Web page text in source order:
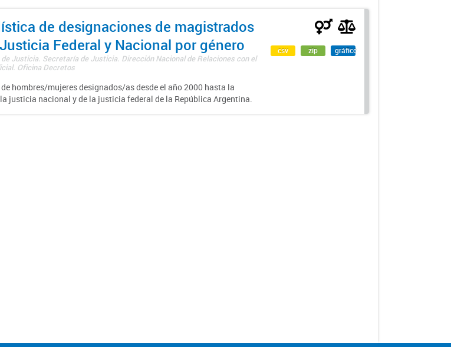
de designaciones de magistrados
Federal y Nacional por género
Justicia. Secretaría de Justicia. Dirección Nacional de Relaciones con el
Oficina Decretos
hombres/mujeres designados/as desde el año 2000 hasta la
justicia nacional y de la justicia federal de la República Argentina.
csv zip gráfico